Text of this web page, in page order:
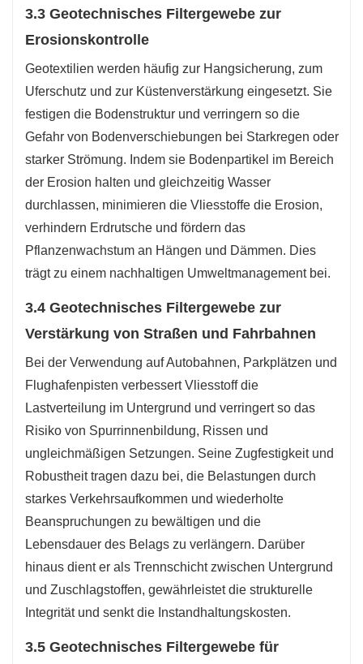
3.3 Geotechnisches Filtergewebe zur
Erosionskontrolle
Geotextilien werden häufig zur Hangsicherung, zum
Uferschutz und zur Küstenverstärkung eingesetzt. Sie
festigen die Bodenstruktur und verringern so die
Gefahr von Bodenverschiebungen bei Starkregen oder
starker Strömung. Indem sie Bodenpartikel im Bereich
der Erosion halten und gleichzeitig Wasser
durchlassen, minimieren die Vliesstoffe die Erosion,
verhindern Erdrutsche und fördern das
Pflanzenwachstum an Hängen und Dämmen. Dies
trägt zu einem nachhaltigen Umweltmanagement bei.
3.4 Geotechnisches Filtergewebe zur
Verstärkung von Straßen und Fahrbahnen
Bei der Verwendung auf Autobahnen, Parkplätzen und
Flughafenpisten verbessert Vliesstoff die
Lastverteilung im Untergrund und verringert so das
Risiko von Spurrinnenbildung, Rissen und
ungleichmäßigen Setzungen. Seine Zugfestigkeit und
Robustheit tragen dazu bei, die Belastungen durch
starkes Verkehrsaufkommen und wiederholte
Beanspruchungen zu bewältigen und die
Lebensdauer des Belags zu verlängern. Darüber
hinaus dient er als Trennschicht zwischen Untergrund
und Zuschlagstoffen, gewährleistet die strukturelle
Integrität und senkt die Instandhaltungskosten.
3.5 Geotechnisches Filtergewebe für